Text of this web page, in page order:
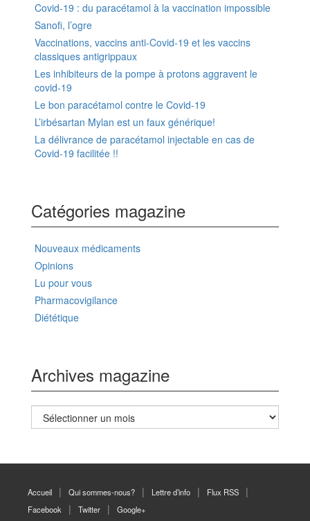
Covid-19 : du paracétamol à la vaccination impossible
Sanofi, l’ogre
Vaccinations, vaccins anti-Covid-19 et les vaccins
classiques antigrippaux
Les inhibiteurs de la pompe à protons aggravent le
covid-19
Le bon paracétamol contre le Covid-19
L’irbésartan Mylan est un faux générique!
La délivrance de paracétamol injectable en cas de
Covid-19 facilitée !!
Catégories magazine
Nouveaux médicaments
Opinions
Lu pour vous
Pharmacovigilance
Diététique
Archives magazine
Archives
magazine
Accueil Qui sommes-nous? Lettre d’info
Flux RSS
Facebook
Twitter Google+